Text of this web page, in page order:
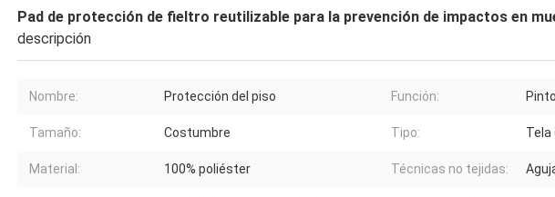
Pad de protección de fieltro reutilizable para la prevención de impactos en
descripción
Nombre: Protección del piso Función:
Tamaño: Costumbre Tipo: Tela
Material: 100% poliéster Técnicas no tejidas: